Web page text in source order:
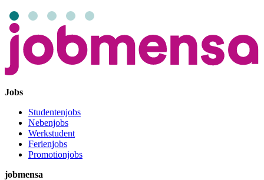
Jobs
Studentenjobs
Nebenjobs
Werkstudent
Ferienjobs
Promotionjobs
jobmensa